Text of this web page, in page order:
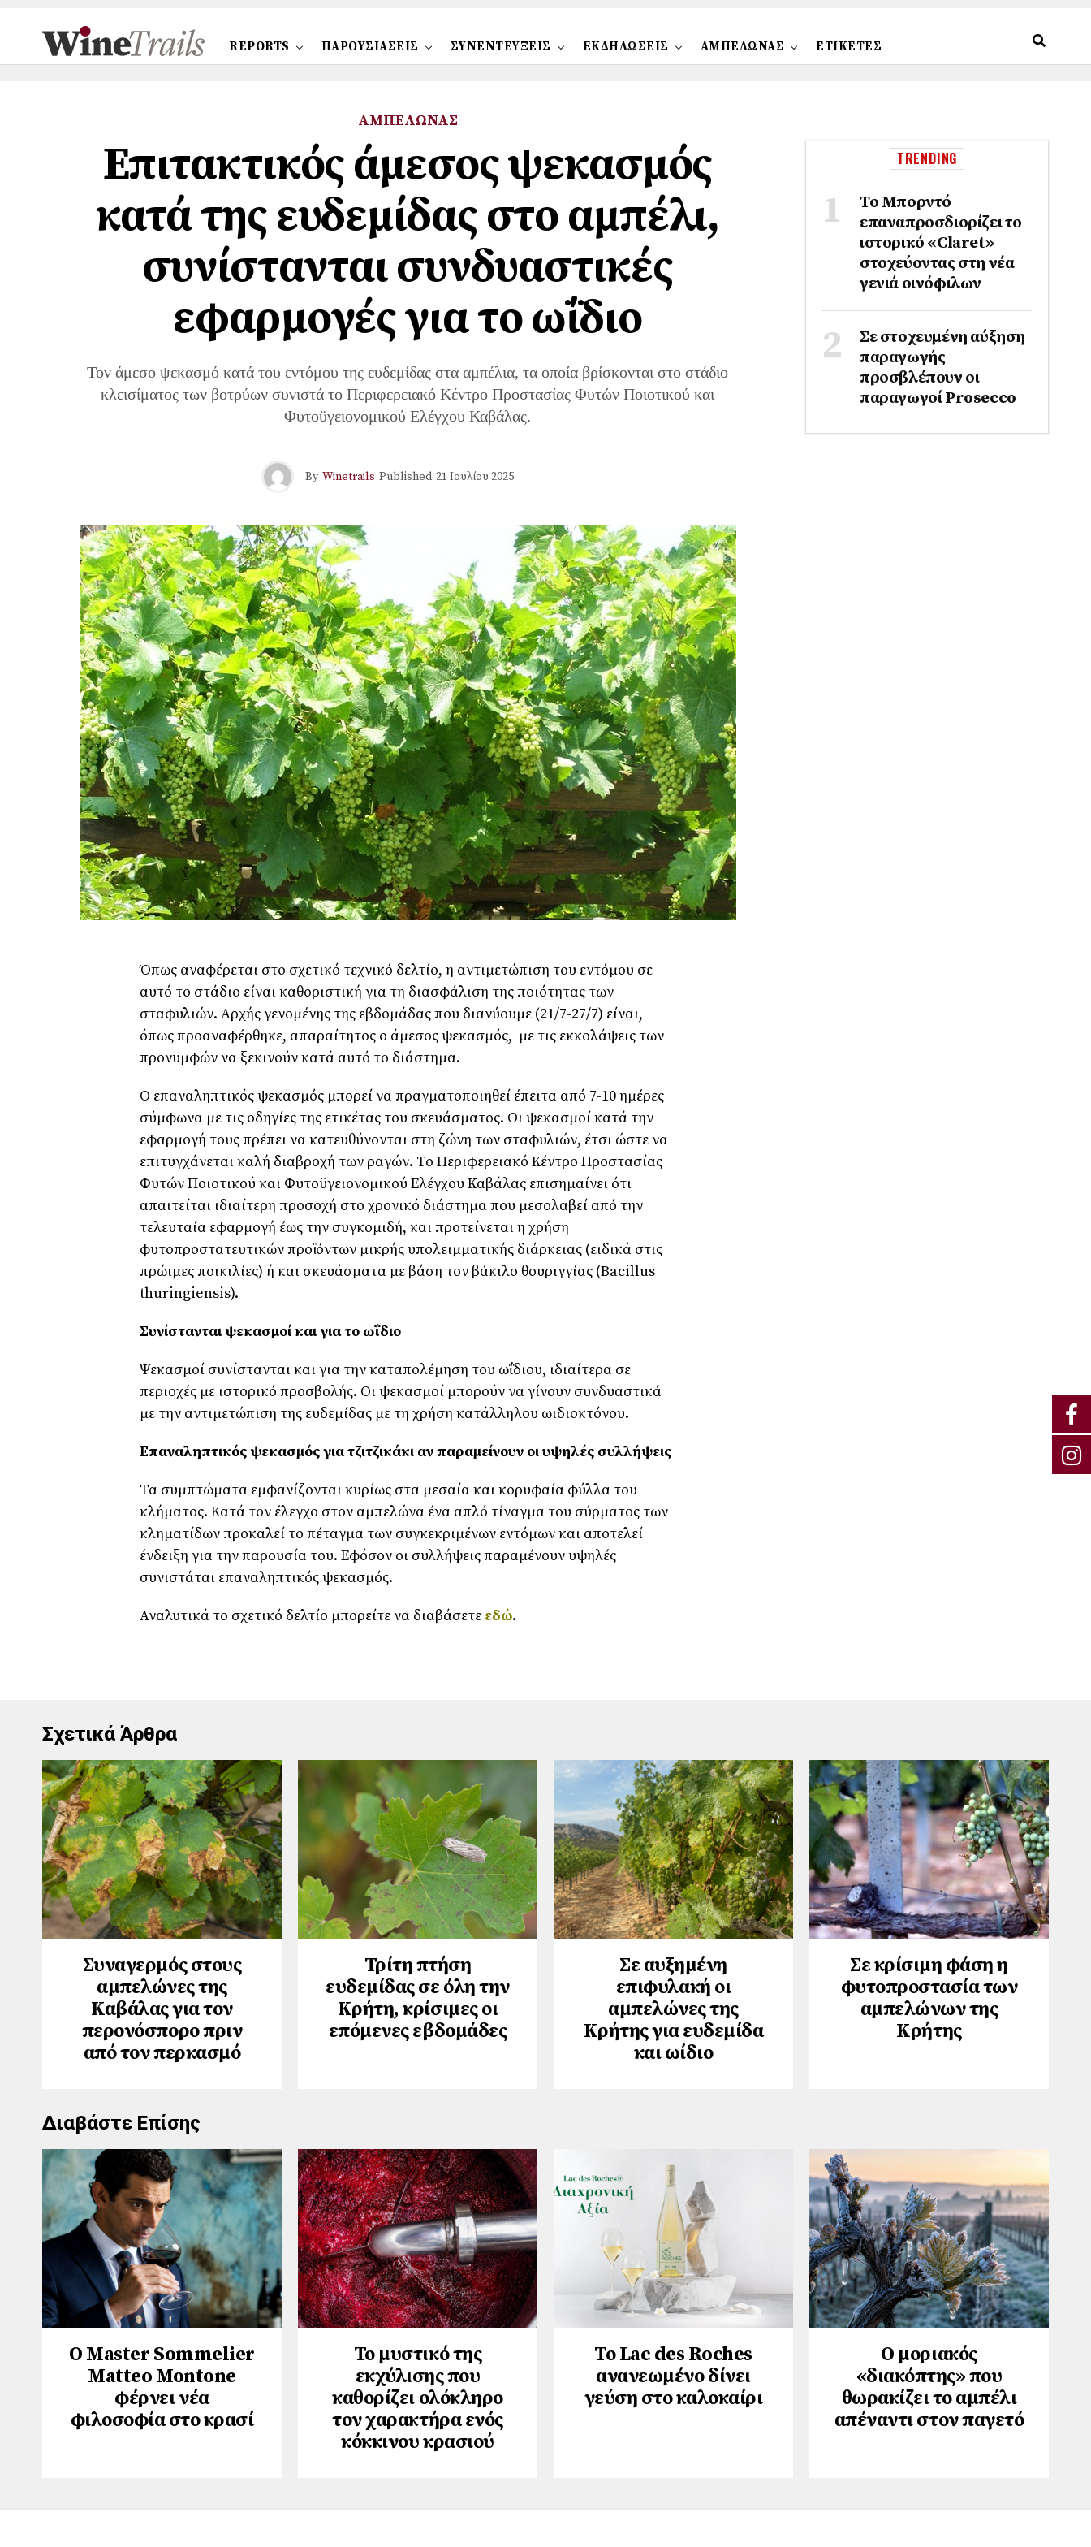
REPORTS ΠΑΡΟΥΣΙΑΣΕΙΣ ΣΥΝΕΝΤΕΥΞΕΙΣ ΕΚΔΗΛΩΣΕΙΣ ΑΜΠΕΛΩΝΑΣ ΕΤΙΚΕΤΕΣ
ΑΜΠΕΛΩΝΑΣ
Επιτακτικός άμεσος ψεκασμός
κατά της ευδεμίδας στο αμπέλι,
συνίστανται συνδυαστικές
εφαρμογές για το ωΐδιο
Τον άμεσο ψεκασμό κατά του εντόμου της ευδεμίδας στα αμπέλια, τα οποία βρίσκονται στο στάδιο
κλεισίματος των βοτρύων συνιστά το Περιφερειακό Κέντρο Προστασίας Φυτών Ποιοτικού και
Φυτοϋγειονομικού Ελέγχου Καβάλας.
By Winetrails Published 21 Ιουλίου 2025
Όπως αναφέρεται στο σχετικό τεχνικό δελτίο, η αντιμετώπιση του εντόμου σε
αυτό το στάδιο είναι καθοριστική για τη διασφάλιση της ποιότητας των
σταφυλιών. Αρχής γενομένης της εβδομάδας που διανύουμε (21/7-27/7) είναι,
όπως προαναφέρθηκε, απαραίτητος ο άμεσος ψεκασμός, με τις εκκολάψεις των
προνυμφών να ξεκινούν κατά αυτό το διάστημα.
Ο επαναληπτικός ψεκασμός μπορεί να πραγματοποιηθεί έπειτα από 7-10 ημέρες
σύμφωνα με τις οδηγίες της ετικέτας του σκευάσματος. Οι ψεκασμοί κατά την
εφαρμογή τους πρέπει να κατευθύνονται στη ζώνη των σταφυλιών, έτσι ώστε να
επιτυγχάνεται καλή διαβροχή των ραγών. Το Περιφερειακό Κέντρο Προστασίας
Φυτών Ποιοτικού και Φυτοϋγειονομικού Ελέγχου Καβάλας επισημαίνει ότι
απαιτείται ιδιαίτερη προσοχή στο χρονικό διάστημα που μεσολαβεί από την
τελευταία εφαρμογή έως την συγκομιδή, και προτείνεται η χρήση
φυτοπροστατευτικών προϊόντων μικρής υπολειμματικής διάρκειας (ειδικά στις
πρώιμες ποικιλίες) ή και σκευάσματα με βάση τον βάκιλο θουριγγίας (Bacillus
thuringiensis).
Συνίστανται ψεκασμοί και για το ωΐδιο
Ψεκασμοί συνίστανται και για την καταπολέμηση του ωΐδιου, ιδιαίτερα σε
περιοχές με ιστορικό προσβολής. Οι ψεκασμοί μπορούν να γίνουν συνδυαστικά
με την αντιμετώπιση της ευδεμίδας με τη χρήση κατάλληλου ωιδιοκτόνου.
Επαναληπτικός ψεκασμός για τζιτζικάκι αν παραμείνουν οι υψηλές συλλήψεις
Τα συμπτώματα εμφανίζονται κυρίως στα μεσαία και κορυφαία φύλλα του
κλήματος. Κατά τον έλεγχο στον αμπελώνα ένα απλό τίναγμα του σύρματος των
κληματίδων προκαλεί το πέταγμα των συγκεκριμένων εντόμων και αποτελεί
ένδειξη για την παρουσία του. Εφόσον οι συλλήψεις παραμένουν υψηλές
συνιστάται επαναληπτικός ψεκασμός.
Αναλυτικά το σχετικό δελτίο μπορείτε να διαβάσετε εδώ.
TRENDING
Το Μπορντό
επαναπροσδιορίζει το
ιστορικό «Claret»
στοχεύοντας στη νέα
γενιά οινόφιλων
Σε στοχευμένη αύξηση
παραγωγής
προσβλέπουν οι
παραγωγοί Prosecco
Σχετικά Άρθρα
Συναγερμός στους
αμπελώνες της
Καβάλας για τον
περονόσπορο πριν
από τον περκασμό
Τρίτη πτήση
ευδεμίδας σε όλη την
Κρήτη, κρίσιμες οι
επόμενες εβδομάδες
Σε αυξημένη
επιφυλακή οι
αμπελώνες της
Κρήτης για ευδεμίδα
και ωίδιο
Σε κρίσιμη φάση η
φυτοπροστασία των
αμπελώνων της
Κρήτης
Διαβάστε Επίσης
Ο Master Sommelier
Matteo Montone
φέρνει νέα
φιλοσοφία στο κρασί
Το μυστικό της
εκχύλισης που
καθορίζει ολόκληρο
τον χαρακτήρα ενός
κόκκινου κρασιού
Το Lac des Roches
ανανεωμένο δίνει
γεύση στο καλοκαίρι
Ο μοριακός
«διακόπτης» που
θωρακίζει το αμπέλι
απέναντι στον παγετό